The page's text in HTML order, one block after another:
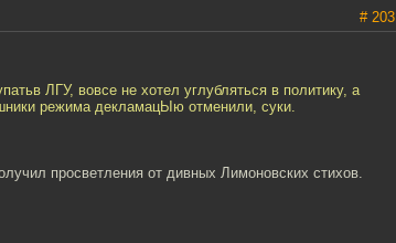
# 203
ЛГУ, вовсе не хотел углубляться в политику, а
режима декламацЫю отменили, суки.
просветления от дивных Лимоновских стихов.